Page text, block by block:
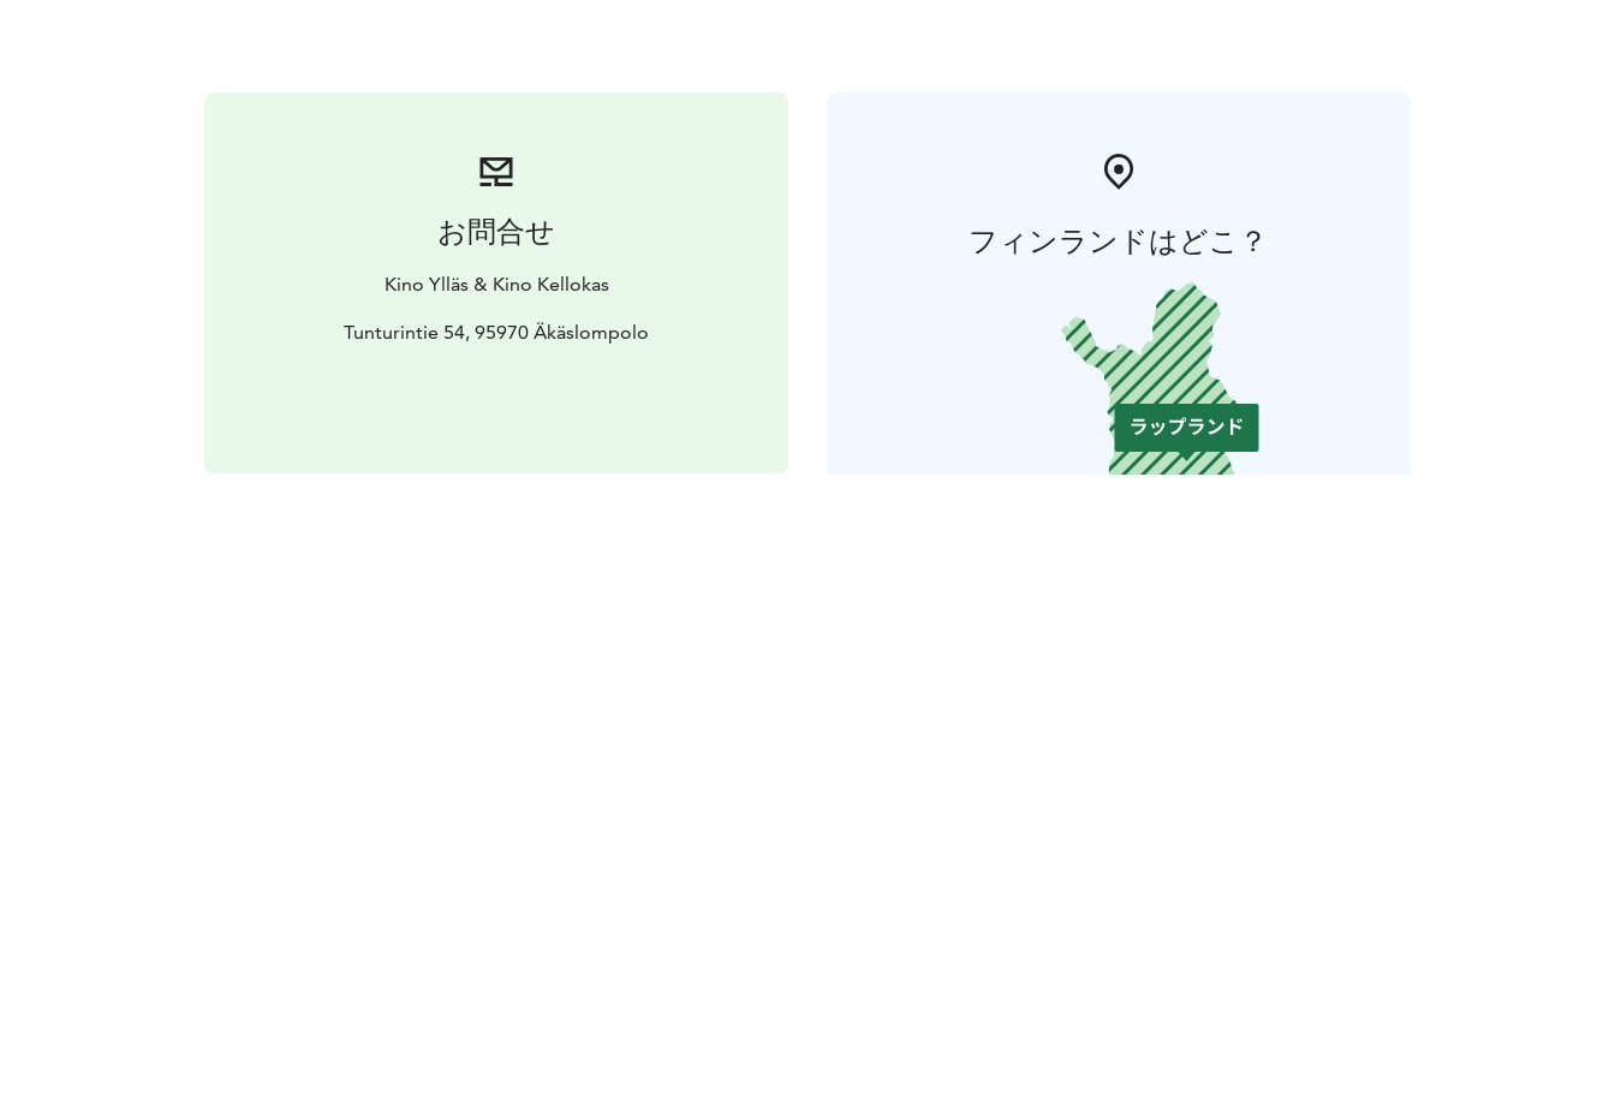
お問合せ
Kino Ylläs & Kino Kellokas
Tunturintie 54, 95970 Äkäslompolo
フィンランドはどこ？